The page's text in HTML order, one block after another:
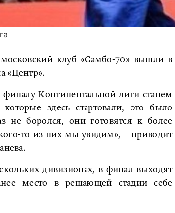
московский клуб «Самбо-70» вышли в
«Центр».
Континентальной лиги станем
здесь стартовали, это было
не боролся, они готовятся к более
то из них мы увидим», – приводит
дивизионах, в финал выходят
место в решающей стадии себе